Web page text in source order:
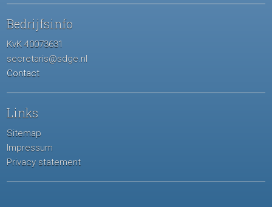
Bedrijfsinfo
KvK 40073631
secretaris@sdge.nl
Contact
Links
Sitemap
Impressum
Privacy statement